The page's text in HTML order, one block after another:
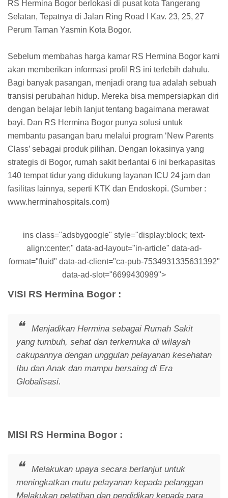
RS Hermina Bogor berlokasi di pusat kota Tangerang
Selatan, Tepatnya di Jalan Ring Road I Kav. 23, 25, 27
Perum Taman Yasmin Kota Bogor.
Sebelum membahas harga kamar RS Hermina Bogor kami
akan memberikan informasi profil RS ini terlebih dahulu.
Bagi banyak pasangan, menjadi orang tua adalah sebuah
transisi perubahan hidup. Mereka bisa mempersiapkan diri
dengan belajar lebih lanjut tentang bagaimana merawat
bayi. Dan RS Hermina Bogor punya solusi untuk
membantu pasangan baru melalui program ‘New Parents
Class’ sebagai produk pilihan. Dengan lokasinya yang
strategis di Bogor, rumah sakit berlantai 6 ini berkapasitas
140 tempat tidur yang didukung layanan ICU 24 jam dan
fasilitas lainnya, seperti KTK dan Endoskopi. (Sumber :
www.herminahospitals.com)
ins class="adsbygoogle" style="display:block; text-
align:center;" data-ad-layout="in-article" data-ad-
format="fluid" data-ad-client="ca-pub-7534931335631392"
data-ad-slot="6699430989">
VISI RS Hermina Bogor :
Menjadikan Hermina sebagai Rumah Sakit
yang tumbuh, sehat dan terkemuka di wilayah
cakupannya dengan unggulan pelayanan kesehatan
Ibu dan Anak dan mampu bersaing di Era
Globalisasi.
MISI RS Hermina Bogor :
Melakukan upaya secara berlanjut untuk
meningkatkan mutu pelayanan kepada pelanggan
Melakukan pelatihan dan pendidikan kepada para